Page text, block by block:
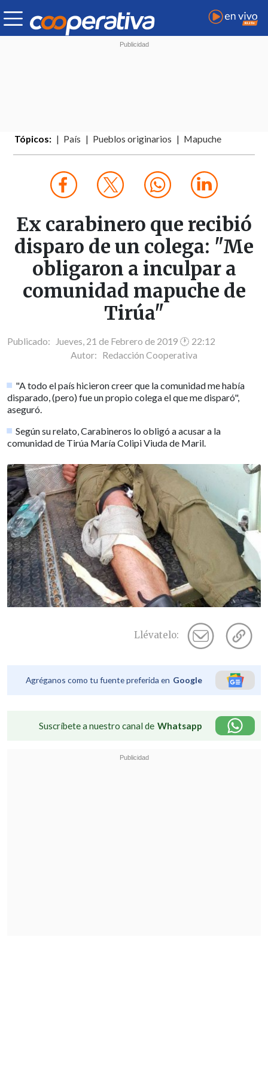
Tópicos: País Pueblos originarios Mapuche
Ex carabinero que recibió
disparo de un colega: "Me
obligaron a inculpar a
comunidad mapuche de
Tirúa"
Publicado: Jueves, 21 de Febrero de 2019 🕐 22:12
Autor: Redacción Cooperativa
"A todo el país hicieron creer que la comunidad me había
disparado, (pero) fue un propio colega el que me disparó",
aseguró.
Según su relato, Carabineros lo obligó a acusar a la
comunidad de Tirúa María Colipi Viuda de Maril.
Llévatelo:
Agréganos como tu fuente preferida en Google
Suscríbete a nuestro canal de Whatsapp